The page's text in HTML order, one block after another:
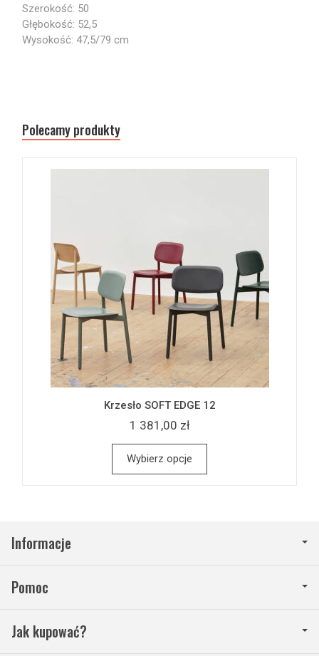
Szerokość: 50
Głębokość: 52,5
Wysokość: 47,5/79 cm
Polecamy produkty
Krzesło SOFT EDGE 12
1 381,00 zł
Wybierz opcje
Informacje
Pomoc
Jak kupować?